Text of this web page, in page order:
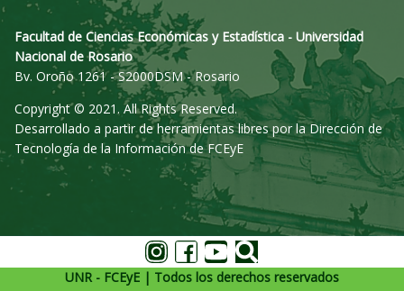
Facultad de Ciencias Económicas y Estadística - Universidad
Nacional de Rosario
Bv. Oroño 1261 - S2000DSM - Rosario
Copyright © 2021. All Rights Reserved.
Desarrollado a partir de herramientas libres por la Dirección de
Tecnología de la Información de FCEyE
UNR - FCEyE | Todos los derechos reservados